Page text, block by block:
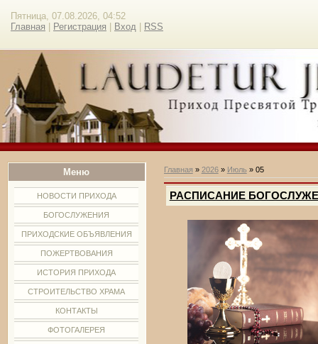
Пятница, 07.08.2026, 04:52
Главная
Регистрация Вход RSS
Меню
НОВОСТИ ПРИХОДА
БОГОСЛУЖЕНИЯ
ПРИХОДСКИЕ ОБЪЯВЛЕНИЯ
ПОЖЕРТВОВАНИЯ
ИСТОРИЯ ПРИХОДА
СТРОИТЕЛЬСТВО ХРАМА
КОНТАКТЫ
ФОТОГАЛЕРЕЯ
Главная » 2026 » Июль » 05
РАСПИСАНИЕ